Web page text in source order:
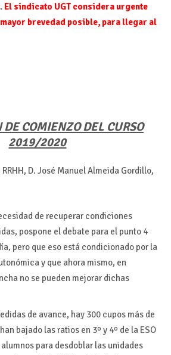
El sindicato UGT considera urgente
brevedad posible, para llegar al
DE COMIENZO DEL CURSO
2019/2020
D. José Manuel Almeida Gordillo,
de recuperar condiciones
pospone el debate para el punto 4
pero que eso está condicionado por la
y que ahora mismo, en
no se pueden mejorar dichas
de avance, hay 300 cupos más de
bajado las ratios en 3º y 4º de la ESO
para desdoblar las unidades